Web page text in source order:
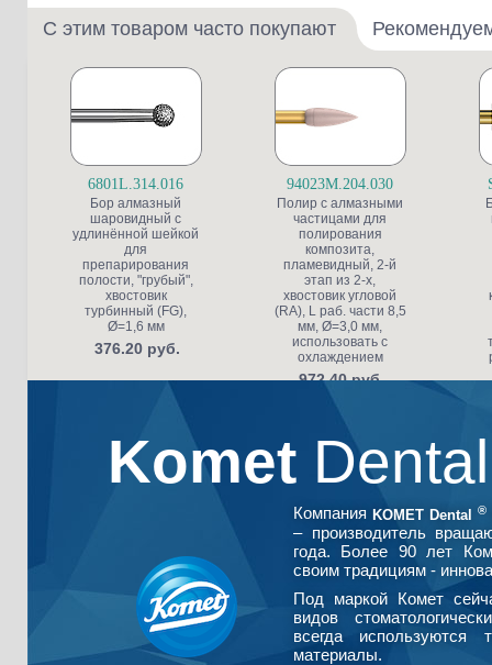
С этим товаром часто покупают
6801L.314.016
Бор алмазный
шаровидный с
удлинённой шейкой
для
препарирования
полости, "грубый",
хвостовик
турбинный (FG),
Ø=1,6 мм
376.20 руб.
94023M.204.030
Полир с алмазными
частицами для
полирования
композита,
пламевидный, 2-й
этап из 2-х,
хвостовик угловой
(RA), L раб. части 8,5
мм, Ø=3,0 мм,
использовать с
охлаждением
972.40 руб.
Komet
Компания KOMET Dental ®
– производитель
года. Более 90 лет
своим традициям -
Под маркой Комет
видов
всегда используются
материалы.